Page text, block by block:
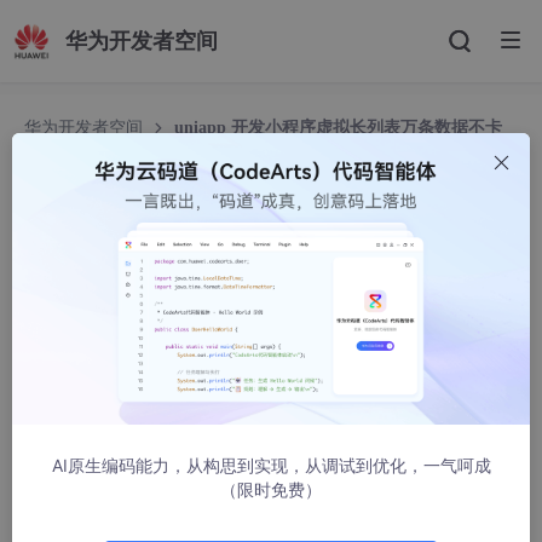
华为开发者空间
华为开发者空间
uniapp 开发小程序虚拟长列表万条数据不卡
uniapp 开发小程序虚拟长列表万条数据不卡顿
菜鸟驿站2020
10582人浏览 · 2022-08-24 14:48:28
AI原生编码能力，从构思到实现，从调试到优化，一气呵成
（限时免费）